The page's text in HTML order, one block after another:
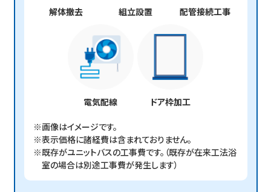
解体撤去 組立設置 配管接続工事
電気配線 ドア枠加工
※画像はイメージです。
※表示価格に諸経費は含まれておりません。
※既存がユニットバスの工事費です。（既存が在来工法浴
室の場合は別途工事費が発生します）